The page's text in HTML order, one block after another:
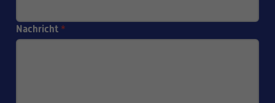
Nachricht *